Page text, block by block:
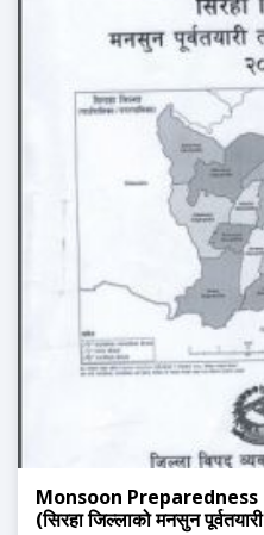
Monsoon Preparedness
(सिरहा जिल्लाको मनसुन